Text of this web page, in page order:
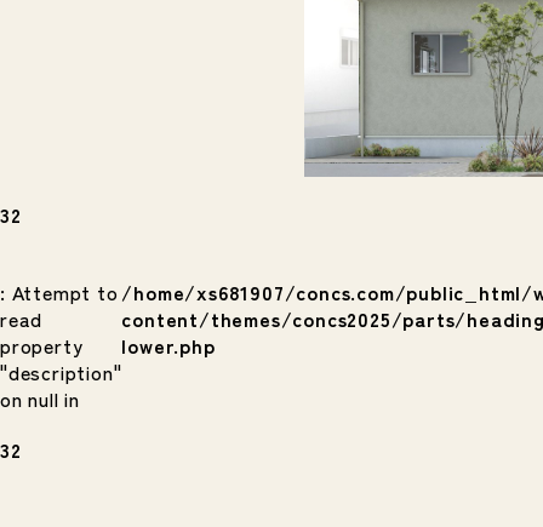
32
: Attempt to
read
property
"description"
on null in
/home/xs681907/concs.com/public_html/
content/themes/concs2025/parts/
lower.php
32